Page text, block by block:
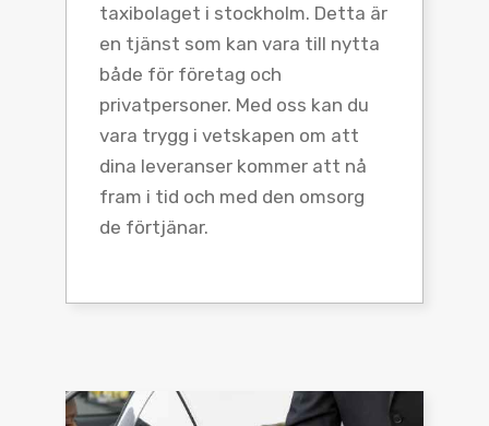
taxibolaget i stockholm. Detta är
en tjänst som kan vara till nytta
både för företag och
privatpersoner. Med oss kan du
vara trygg i vetskapen om att
dina leveranser kommer att nå
fram i tid och med den omsorg
de förtjänar.